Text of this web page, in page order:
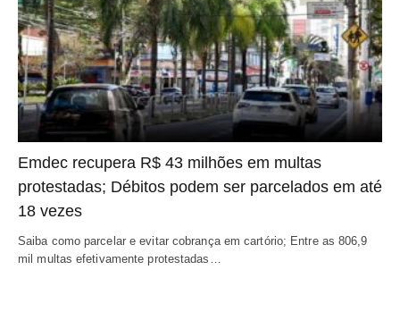
Emdec recupera R$ 43 milhões em multas
protestadas; Débitos podem ser parcelados em até
18 vezes
Saiba como parcelar e evitar cobrança em cartório; Entre as 806,9
mil multas efetivamente protestadas…